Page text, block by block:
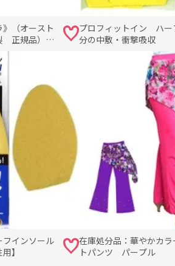
（オースト
正規品）在
プロフィットイン ハ
分の中敷・衝撃吸収
インソール
】
在庫処分品：華やかカ
トパンツ パープル